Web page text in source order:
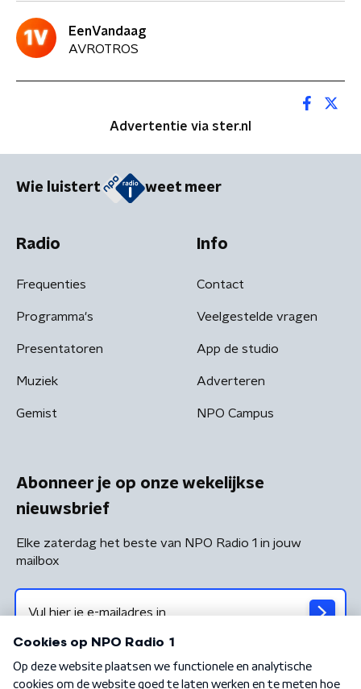
EenVandaag
AVROTROS
Advertentie via ster.nl
Wie luistert weet meer
Radio
Frequenties
Programma's
Presentatoren
Muziek
Gemist
Info
Contact
Veelgestelde vragen
App de studio
Adverteren
NPO Campus
Abonneer je op onze wekelijkse
nieuwsbrief
Elke zaterdag het beste van NPO Radio 1 in jouw
mailbox